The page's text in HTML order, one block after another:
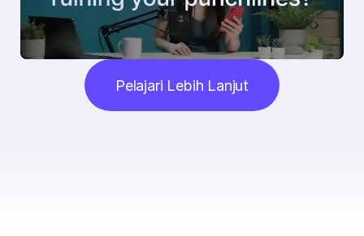
Pelajari Lebih Lanjut